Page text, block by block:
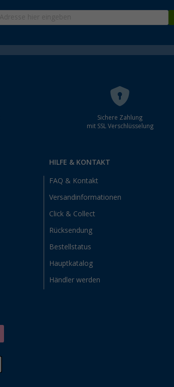
Sichere Zahlung
mit SSL Verschlüsselung
HILFE & KONTAKT
FAQ & Kontakt
Versandinformationen
Click & Collect
Rücksendung
Bestellstatus
Hauptkatalog
Händler werden